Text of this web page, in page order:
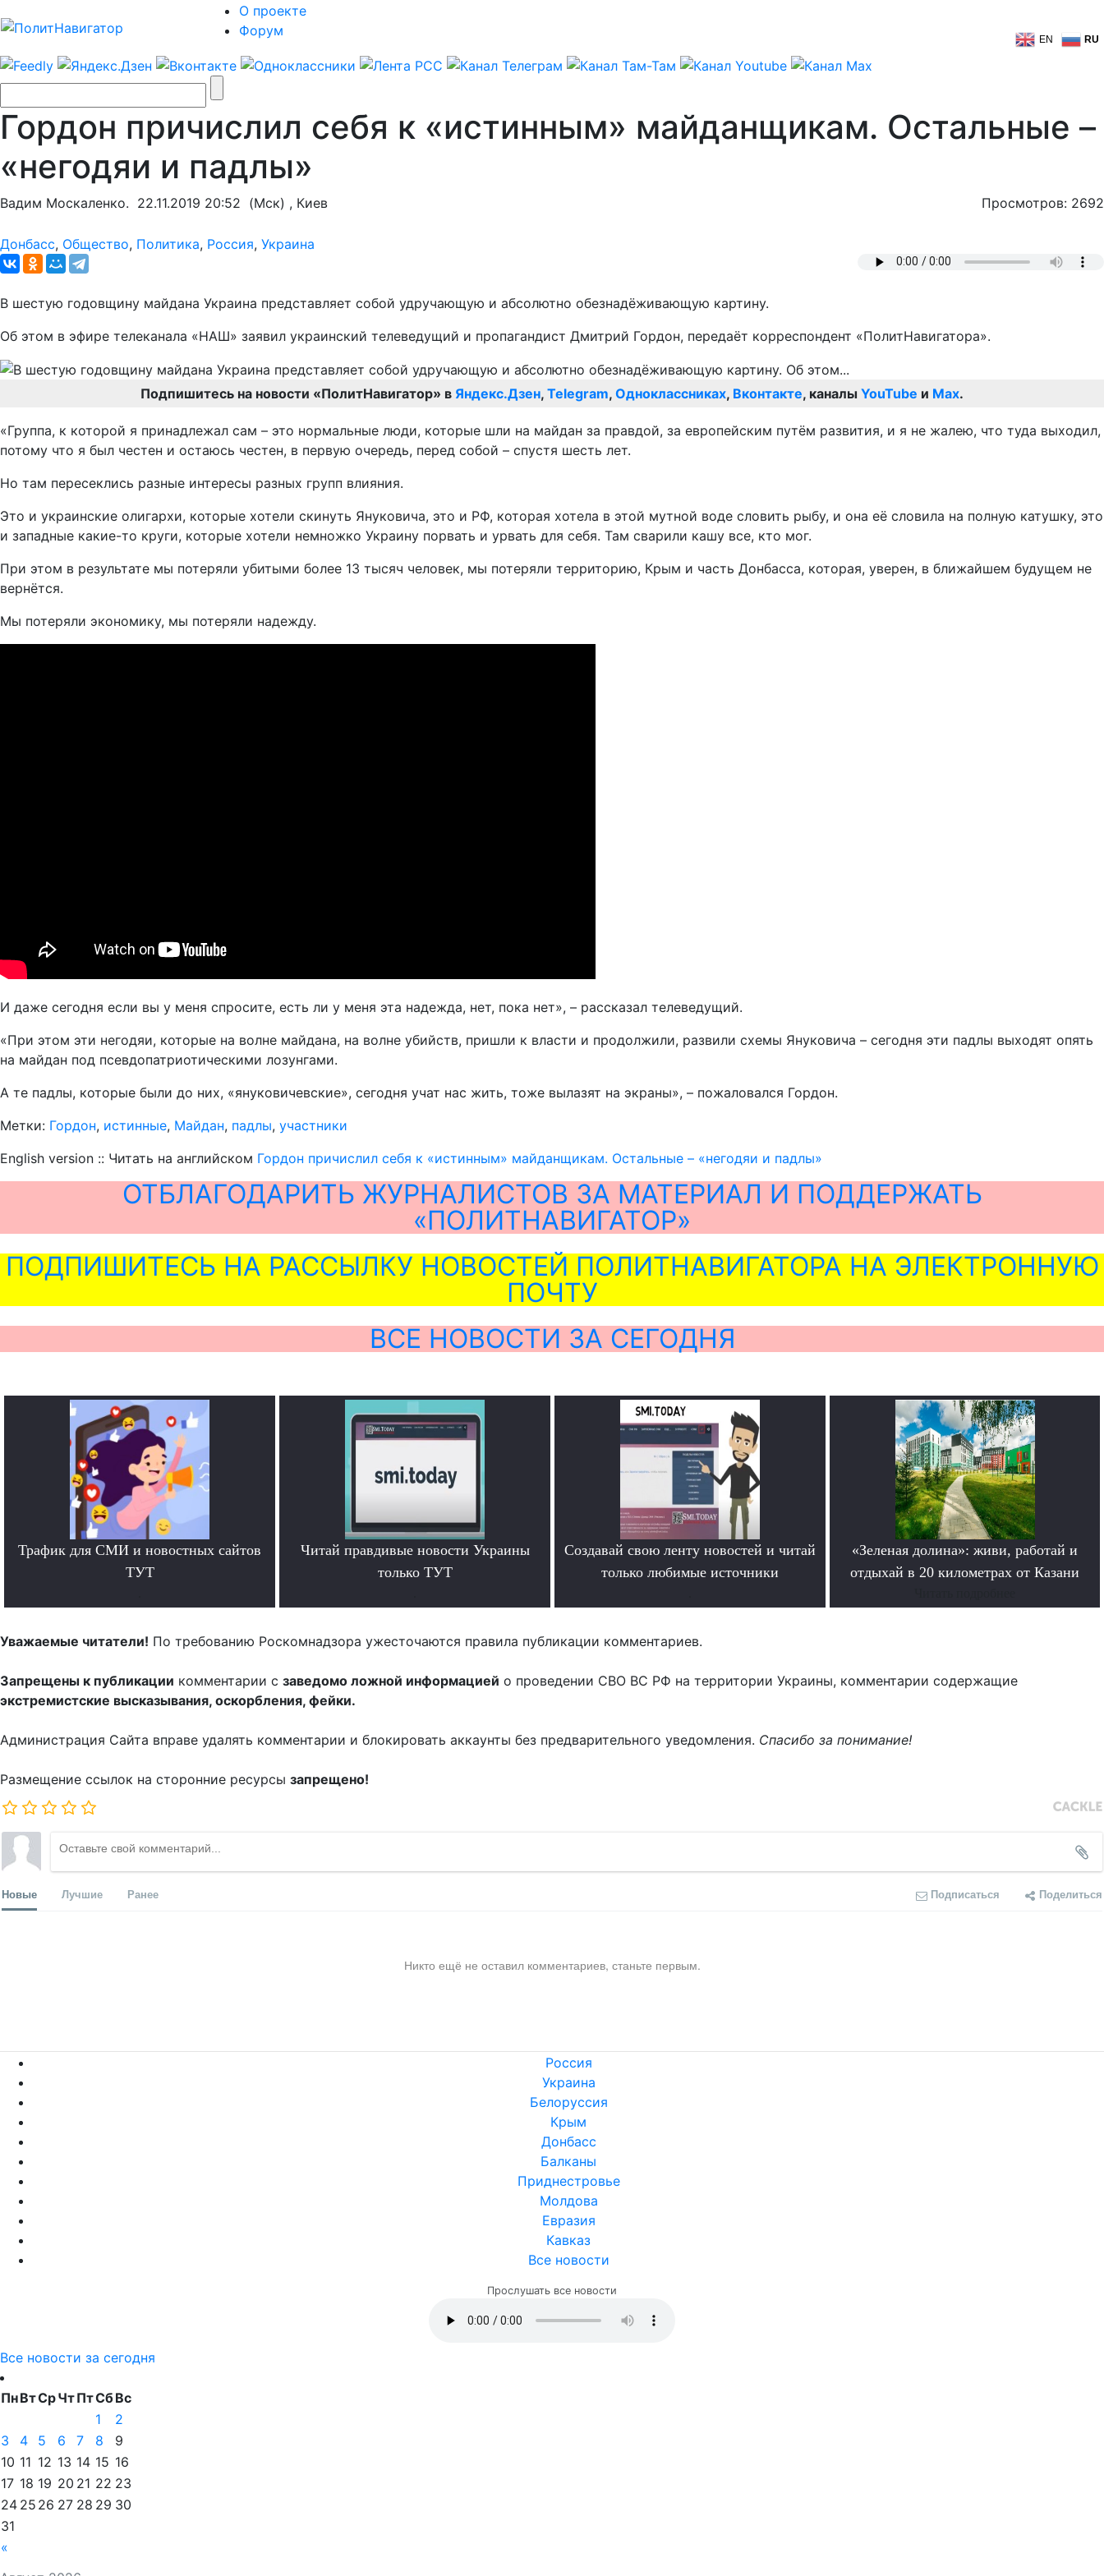
О проекте
Форум
EN RU
Гордон причислил себя к «истинным» майданщикам. Остальные –
«негодяи и падлы»
Вадим Москаленко. 22.11.2019 20:52 (Мск) , Киев Просмотров: 2692
Донбасс, Общество, Политика, Россия, Украина
В шестую годовщину майдана Украина представляет собой удручающую и абсолютно обезнадёживающую картину.
Об этом в эфире телеканала «НАШ» заявил украинский телеведущий и пропагандист Дмитрий Гордон, передаёт корреспондент «ПолитНавигатора».
Подпишитесь на новости «ПолитНавигатор» в Яндекс.Дзен, Telegram, Одноклассниках, Вконтакте, каналы YouTube и Max.
«Группа, к которой я принадлежал сам – это нормальные люди, которые шли на майдан за правдой, за европейским путём развития, и я не жалею, что туда выходил,
потому что я был честен и остаюсь честен, в первую очередь, перед собой – спустя шесть лет.
Но там пересеклись разные интересы разных групп влияния.
Это и украинские олигархи, которые хотели скинуть Януковича, это и РФ, которая хотела в этой мутной воде словить рыбу, и она её словила на полную катушку, это
и западные какие-то круги, которые хотели немножко Украину порвать и урвать для себя. Там сварили кашу все, кто мог.
При этом в результате мы потеряли убитыми более 13 тысяч человек, мы потеряли территорию, Крым и часть Донбасса, которая, уверен, в ближайшем будущем не
вернётся.
Мы потеряли экономику, мы потеряли надежду.
И даже сегодня если вы у меня спросите, есть ли у меня эта надежда, нет, пока нет», – рассказал телеведущий.
«При этом эти негодяи, которые на волне майдана, на волне убийств, пришли к власти и продолжили, развили схемы Януковича – сегодня эти падлы выходят опять
на майдан под псевдопатриотическими лозунгами.
А те падлы, которые были до них, «януковичевские», сегодня учат нас жить, тоже вылазят на экраны», – пожаловался Гордон.
Метки: Гордон, истинные, Майдан, падлы, участники
English version :: Читать на английском Гордон причислил себя к «истинным» майданщикам. Остальные – «негодяи и падлы»
ОТБЛАГОДАРИТЬ ЖУРНАЛИСТОВ ЗА МАТЕРИАЛ И ПОДДЕРЖАТЬ
«ПОЛИТНАВИГАТОР»
ПОДПИШИТЕСЬ НА РАССЫЛКУ НОВОСТЕЙ ПОЛИТНАВИГАТОРА НА ЭЛЕКТРОННУЮ
ПОЧТУ
ВСЕ НОВОСТИ ЗА СЕГОДНЯ
Трафик для СМИ и новостных сайтов
ТУТ
Читай правдивые новости Украины
только ТУТ
Создавай свою ленту новостей и читай
только любимые источники
«Зеленая долина»: живи, работай и
отдыхай в 20 километрах от Казани
Уважаемые читатели! По требованию Роскомнадзора ужесточаются правила публикации комментариев.
Запрещены к публикации комментарии с заведомо ложной информацией о проведении СВО ВС РФ на территории Украины, комментарии содержащие
экстремистские высказывания, оскорбления, фейки.
Администрация Сайта вправе удалять комментарии и блокировать аккаунты без предварительного уведомления. Спасибо за понимание!
Размещение ссылок на сторонние ресурсы запрещено!
Новые Лучшие Ранее Подписаться Поделиться
Никто ещё не оставил комментариев, станьте первым.
Россия
Украина
Белоруссия
Крым
Донбасс
Балканы
Приднестровье
Молдова
Евразия
Кавказ
Все новости
Прослушать все новости
Все новости за сегодня
ПнВтСрЧтПтСбВс
«
1
2
3
4 5 6 7 8
9
10 11 12 13 14 15 16
17 18 19 20 21 22 23
24 25 26 27 28 29 30
31